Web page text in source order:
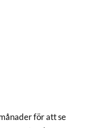
för att se